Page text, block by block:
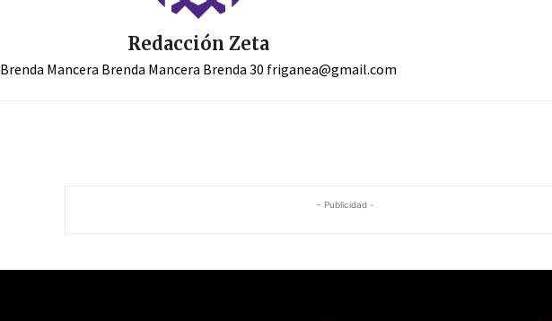
Redacción Zeta
Brenda Mancera Brenda Mancera Brenda 30 friganea@gmail.com
- Publicidad -